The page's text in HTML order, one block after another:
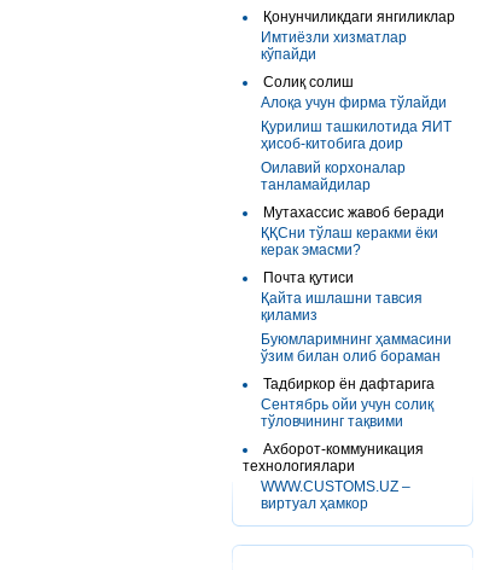
Қонунчиликдаги янгиликлар
Имтиёзли хизматлар
кўпайди
Солиқ солиш
Алоқа учун фирма тўлайди
Қурилиш ташкилотида ЯИТ
ҳисоб-китобига доир
Оилавий корхоналар
танламайдилар
Мутахассис жавоб беради
ҚҚСни тўлаш керакми ёки
керак эмасми?
Почта қутиси
Қайта ишлашни тавсия
қиламиз
Буюмларимнинг ҳаммасини
ўзим билан олиб бораман
Тадбиркор ён дафтарига
Сентябрь ойи учун солиқ
тўловчининг тақвими
Ахборот-коммуникация
технологиялари
WWW.CUSTOMS.UZ –
виртуал ҳамкор